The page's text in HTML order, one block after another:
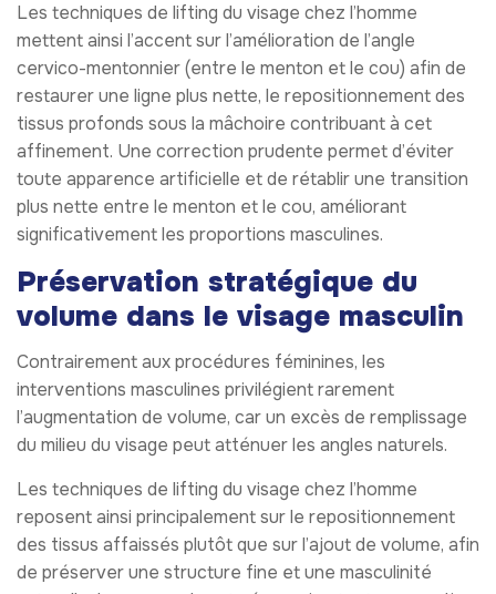
Les techniques de lifting du visage chez l’homme
mettent ainsi l’accent sur l’amélioration de l’angle
cervico-mentonnier (entre le menton et le cou) afin de
restaurer une ligne plus nette, le repositionnement des
tissus profonds sous la mâchoire contribuant à cet
affinement. Une correction prudente permet d’éviter
toute apparence artificielle et de rétablir une transition
plus nette entre le menton et le cou, améliorant
significativement les proportions masculines.
Préservation stratégique du
volume dans le visage masculin
Contrairement aux procédures féminines, les
interventions masculines privilégient rarement
l’augmentation de volume, car un excès de remplissage
du milieu du visage peut atténuer les angles naturels.
Les techniques de lifting du visage chez l’homme
reposent ainsi principalement sur le repositionnement
des tissus affaissés plutôt que sur l’ajout de volume, afin
de préserver une structure fine et une masculinité